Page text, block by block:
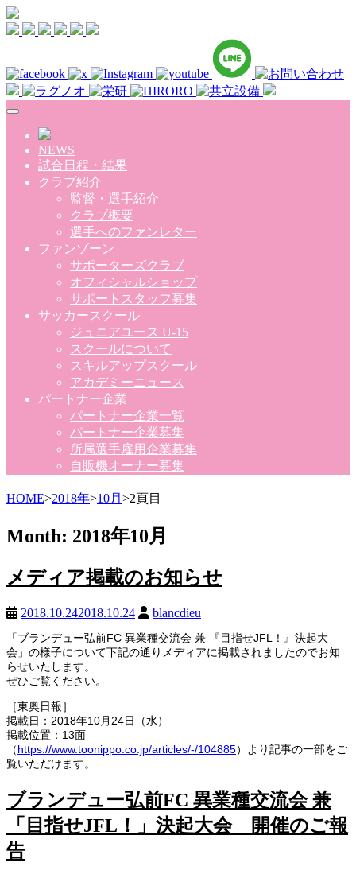
Skip to main content
NEWS
試合日程・結果
クラブ紹介
監督・選手紹介
クラブ概要
選手へのファンレター
ファンゾーン
サポーターズクラブ
オフィシャルショップ
サポートスタッフ募集
サッカースクール
ジュニアユース U-15
スクールについて
スキルアップスクール
アカデミーニュース
パートナー企業
パートナー企業一覧
パートナー企業募集
所属選手雇用企業募集
自販機オーナー募集
HOME>2018年>10月 >2頁目
Month: 2018年10月
メディア掲載のお知らせ
2018.10.242018.10.24 blancdieu
「ブランデュー弘前FC 異業種交流会 兼 『目指せJFL！』決起大
会」の様子について下記の通りメディアに掲載されましたのでお知
らせいたします。
ぜひご覧ください。
［東奥日報］
掲載日：2018年10月24日（水）
掲載位置：13面
（https://www.toonippo.co.jp/articles/-/104885）より記事の一部をご
覧いただけます。
ブランデュー弘前FC 異業種交流会 兼
「目指せJFL！」決起大会 開催のご報
告